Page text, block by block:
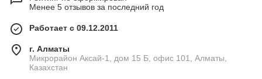
Менее 5 отзывов за последний год
Работает с 09.12.2011
г. Алматы
Микрорайон Аксай-1, дом 15 Б, офис 101, Алматы,
Казахстан